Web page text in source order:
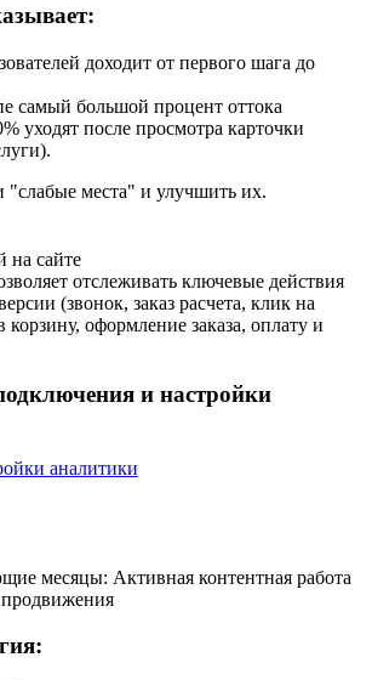
доходит от первого шага до
самый большой процент оттока
уходят после просмотра карточки
"слабые места" и улучшить их.
на сайте
отслеживать ключевые действия
(звонок, заказ расчета, клик на
корзину, оформление заказа, оплату и
и настройки
аналитики
месяцы: Активная контентная работа